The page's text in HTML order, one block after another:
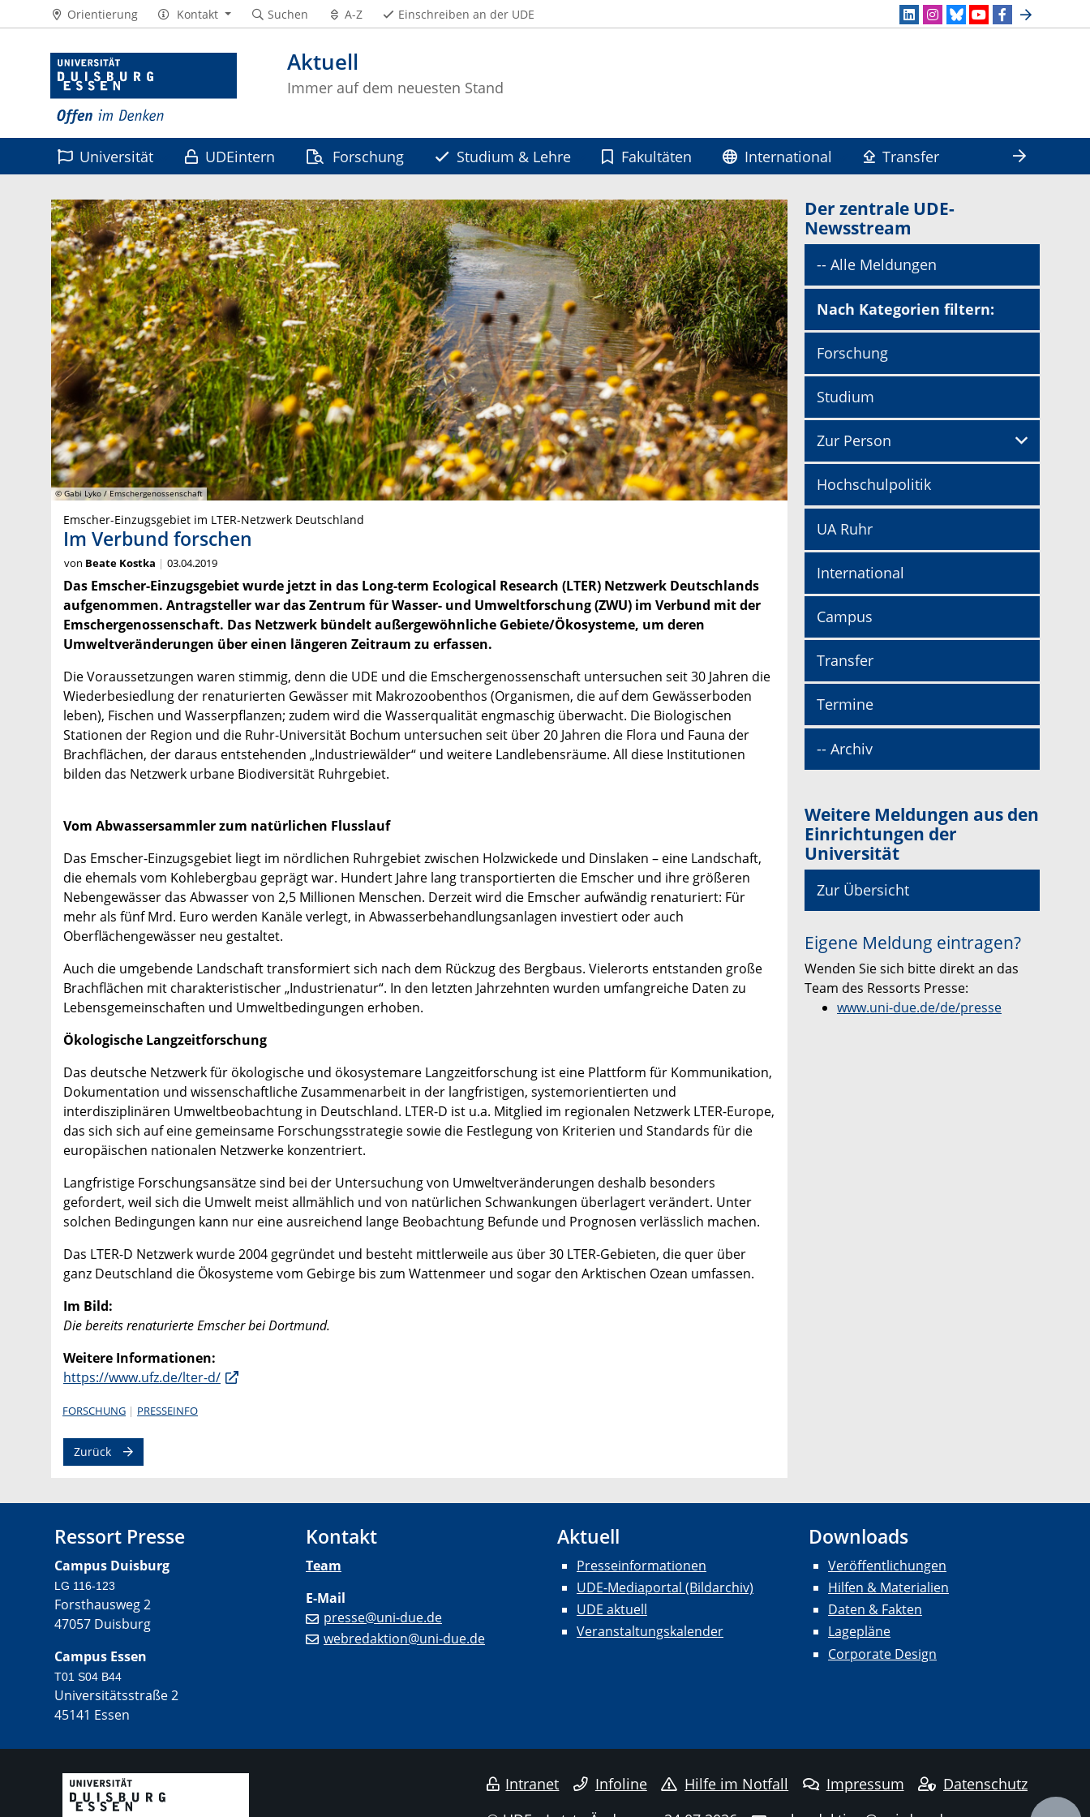
Aktuell
Immer auf dem neuesten Stand
Orientierung Kontakt Suchen A-Z Einschreiben an der UDE
Universität UDEintern Forschung Studium & Lehre Fakultäten International
Transfer
© Gabi Lyko / Emschergenossenschaft
Emscher-Einzugsgebiet im LTER-Netzwerk Deutschland
Im Verbund forschen
von Beate Kostka 03.04.2019
Das Emscher-Einzugsgebiet wurde jetzt in das Long-term Ecological Research (LTER) Netzwerk Deutschlands
aufgenommen. Antragsteller war das Zentrum für Wasser- und Umweltforschung (ZWU) im Verbund mit der
Emschergenossenschaft. Das Netzwerk bündelt außergewöhnliche Gebiete/Ökosysteme, um deren
Umweltveränderungen über einen längeren Zeitraum zu erfassen.
Die Voraussetzungen waren stimmig, denn die UDE und die Emschergenossenschaft untersuchen seit 30 Jahren die
Wiederbesiedlung der renaturierten Gewässer mit Makrozoobenthos (Organismen, die auf dem Gewässerboden
leben), Fischen und Wasserpflanzen; zudem wird die Wasserqualität engmaschig überwacht. Die Biologischen
Stationen der Region und die Ruhr-Universität Bochum untersuchen seit über 20 Jahren die Flora und Fauna der
Brachflächen, der daraus entstehenden „Industriewälder“ und weitere Landlebensräume. All diese Institutionen
bilden das Netzwerk urbane Biodiversität Ruhrgebiet.
Vom Abwassersammler zum natürlichen Flusslauf
Das Emscher-Einzugsgebiet liegt im nördlichen Ruhrgebiet zwischen Holzwickede und Dinslaken – eine Landschaft,
die ehemals vom Kohlebergbau geprägt war. Hundert Jahre lang transportierten die Emscher und ihre größeren
Nebengewässer das Abwasser von 2,5 Millionen Menschen. Derzeit wird die Emscher aufwändig renaturiert: Für
mehr als fünf Mrd. Euro werden Kanäle verlegt, in Abwasserbehandlungsanlagen investiert oder auch
Oberflächengewässer neu gestaltet.
Auch die umgebende Landschaft transformiert sich nach dem Rückzug des Bergbaus. Vielerorts entstanden große
Brachflächen mit charakteristischer „Industrienatur“. In den letzten Jahrzehnten wurden umfangreiche Daten zu
Lebensgemeinschaften und Umweltbedingungen erhoben.
Ökologische Langzeitforschung
Das deutsche Netzwerk für ökologische und ökosystemare Langzeitforschung ist eine Plattform für Kommunikation,
Dokumentation und wissenschaftliche Zusammenarbeit in der langfristigen, systemorientierten und
interdisziplinären Umweltbeobachtung in Deutschland. LTER-D ist u.a. Mitglied im regionalen Netzwerk LTER-Europe,
das sich sich auf eine gemeinsame Forschungsstrategie sowie die Festlegung von Kriterien und Standards für die
europäischen nationalen Netzwerke konzentriert.
Langfristige Forschungsansätze sind bei der Untersuchung von Umweltveränderungen deshalb besonders
gefordert, weil sich die Umwelt meist allmählich und von natürlichen Schwankungen überlagert verändert. Unter
solchen Bedingungen kann nur eine ausreichend lange Beobachtung Befunde und Prognosen verlässlich machen.
Das LTER-D Netzwerk wurde 2004 gegründet und besteht mittlerweile aus über 30 LTER-Gebieten, die quer über
ganz Deutschland die Ökosysteme vom Gebirge bis zum Wattenmeer und sogar den Arktischen Ozean umfassen.
Im Bild:
Die bereits renaturierte Emscher bei Dortmund.
Weitere Informationen:
https://www.ufz.de/lter-d/
FORSCHUNG PRESSEINFO
Zurück
Der zentrale UDE-
Newsstream
-- Alle Meldungen
Nach Kategorien filtern:
Forschung
Studium
Zur Person
Hochschulpolitik
UA Ruhr
International
Campus
Transfer
Termine
-- Archiv
Weitere Meldungen aus den
Einrichtungen der
Universität
Zur Übersicht
Eigene Meldung eintragen?
Wenden Sie sich bitte direkt an das
Team des Ressorts Presse:
www.uni-due.de/de/presse
Ressort Presse
Campus Duisburg
LG 116-123
Forsthausweg 2
47057 Duisburg
Campus Essen
T01 S04 B44
Universitätsstraße 2
45141 Essen
Kontakt
Team
E-Mail
presse@uni-due.de
webredaktion@uni-due.de
Aktuell
Presseinformationen
UDE-Mediaportal (Bildarchiv)
UDE aktuell
Veranstaltungskalender
Downloads
Veröffentlichungen
Hilfen & Materialien
Daten & Fakten
Lagepläne
Corporate Design
Intranet Infoline Hilfe im Notfall Impressum
Datenschutz